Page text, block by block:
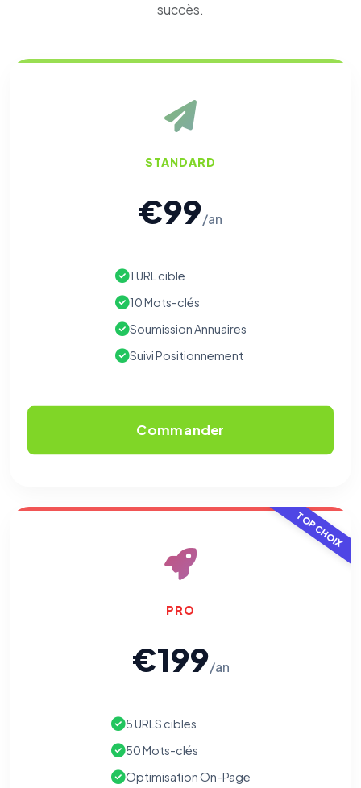
succès.
STANDARD
€99/an
1 URL cible
10 Mots-clés
Soumission Annuaires
Suivi Positionnement
Commander
TOP CHOIX
PRO
€199/an
5 URLS cibles
50 Mots-clés
Optimisation On-Page